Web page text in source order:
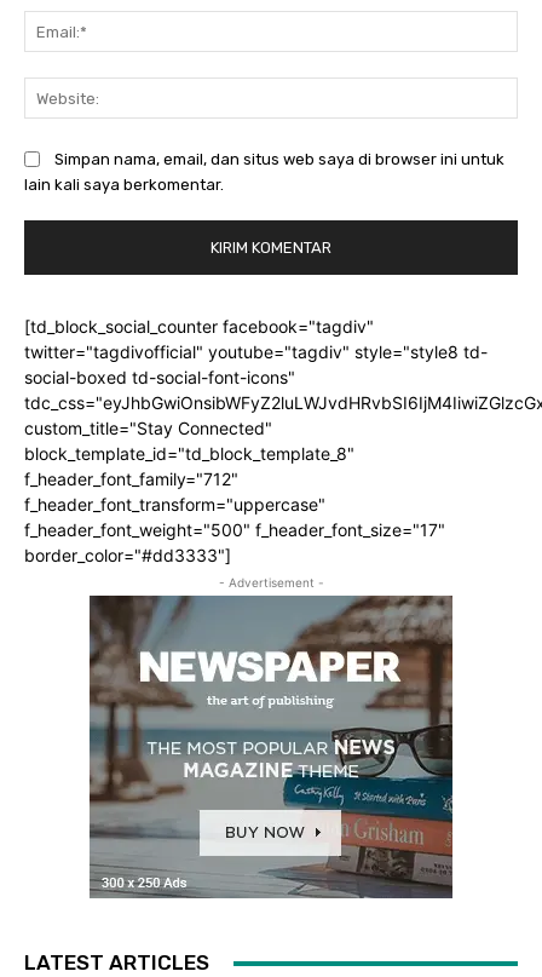
Simpan nama, email, dan situs web saya di browser ini untuk
lain kali saya berkomentar.
[td_block_social_counter facebook="tagdiv"
twitter="tagdivofficial" youtube="tagdiv" style="style8 td-
social-boxed td-social-font-icons"
custom_title="Stay Connected"
block_template_id="td_block_template_8"
f_header_font_family="712"
f_header_font_transform="uppercase"
f_header_font_weight="500" f_header_font_size="17"
border_color="#dd3333"]
- Advertisement -
LATEST ARTICLES